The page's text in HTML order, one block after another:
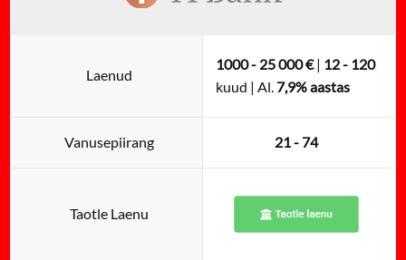
Laenud
1000 - 25 000 €| 12 - 120
kuud | Al. 7,9% aastas
Vanusepiirang 21 - 74
Taotle Laenu